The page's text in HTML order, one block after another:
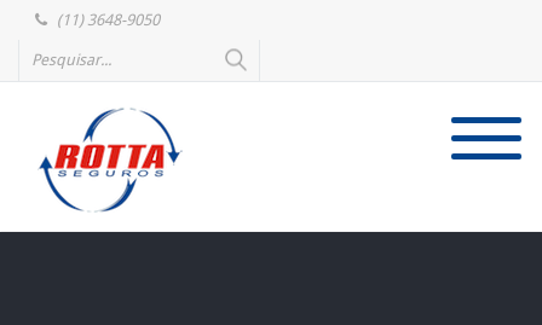
(11) 3648-9050